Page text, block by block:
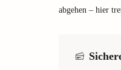
abgehen – hier